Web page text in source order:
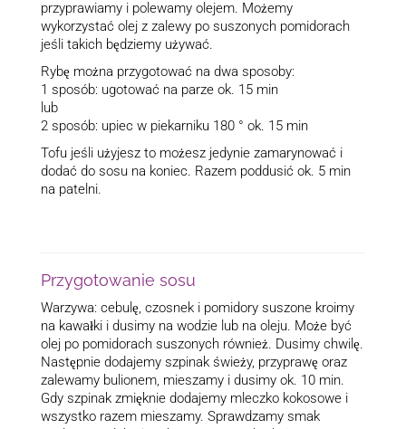
przyprawiamy i polewamy olejem. Możemy
wykorzystać olej z zalewy po suszonych pomidorach
jeśli takich będziemy używać.
Rybę można przygotować na dwa sposoby:
1 sposób: ugotować na parze ok. 15 min
lub
2 sposób: upiec w piekarniku 180 ° ok. 15 min
Tofu jeśli użyjesz to możesz jedynie zamarynować i
dodać do sosu na koniec. Razem poddusić ok. 5 min
na patelni.
Przygotowanie sosu
Warzywa: cebulę, czosnek i pomidory suszone kroimy
na kawałki i dusimy na wodzie lub na oleju. Może być
olej po pomidorach suszonych również. Dusimy chwilę.
Następnie dodajemy szpinak świeży, przyprawę oraz
zalewamy bulionem, mieszamy i dusimy ok. 10 min.
Gdy szpinak zmięknie dodajemy mleczko kokosowe i
wszystko razem mieszamy. Sprawdzamy smak